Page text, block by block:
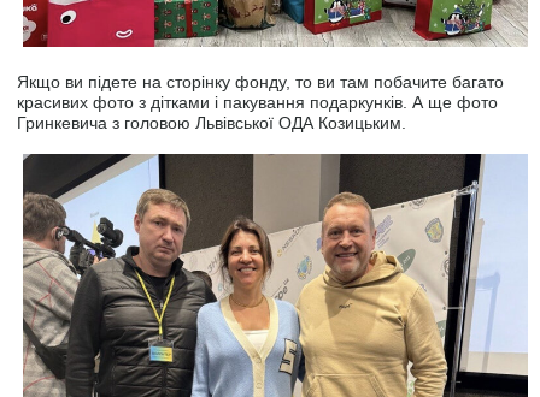
Якщо ви підете на сторінку фонду, то ви там побачите багато
красивих фото з дітками і пакування подаркунків. А ще фото
Гринкевича з головою Львівської ОДА Козицьким.